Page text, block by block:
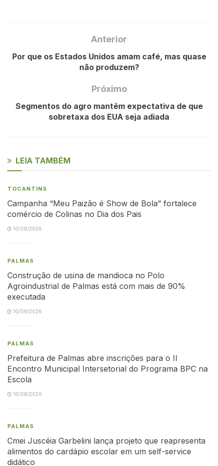
Anterior
Por que os Estados Unidos amam café, mas quase
não produzem?
Próximo
Segmentos do agro mantêm expectativa de que
sobretaxa dos EUA seja adiada
LEIA TAMBÉM
TOCANTINS
Campanha “Meu Paizão é Show de Bola” fortalece
comércio de Colinas no Dia dos Pais
10/08/2026
PALMAS
Construção de usina de mandioca no Polo
Agroindustrial de Palmas está com mais de 90%
executada
10/08/2026
PALMAS
Prefeitura de Palmas abre inscrições para o II
Encontro Municipal Intersetorial do Programa BPC na
Escola
10/08/2026
PALMAS
Cmei Juscéia Garbelini lança projeto que reapresenta
alimentos do cardápio escolar em um self-service
didático